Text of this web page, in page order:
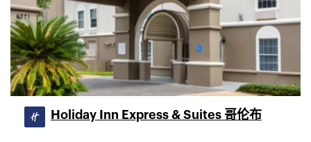
Holiday Inn Express & Suites 哥伦布